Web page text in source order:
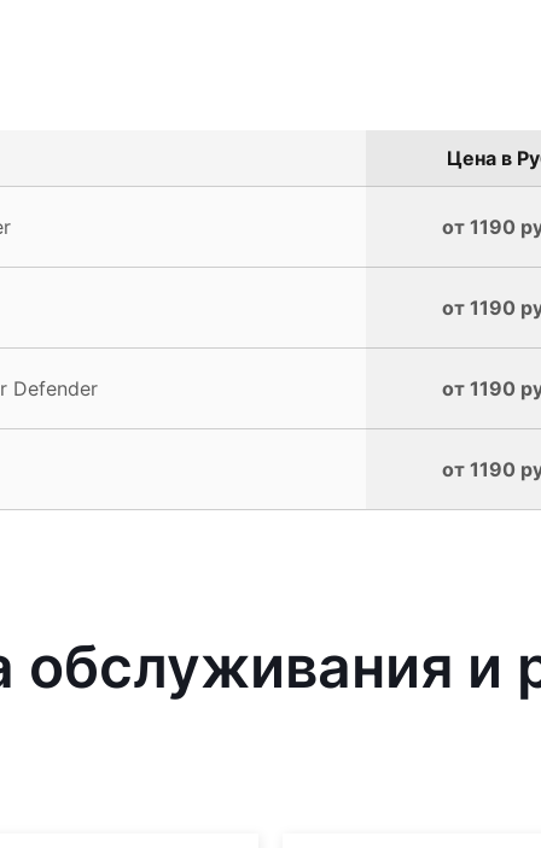
Цена в
от 1190
от 1190
Defender от 1190
от 1190
и